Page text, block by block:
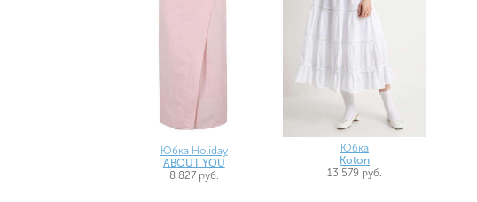
Юбка Holiday
ABOUT YOU
8 827 руб.
Юбка
Koton
13 579 руб.